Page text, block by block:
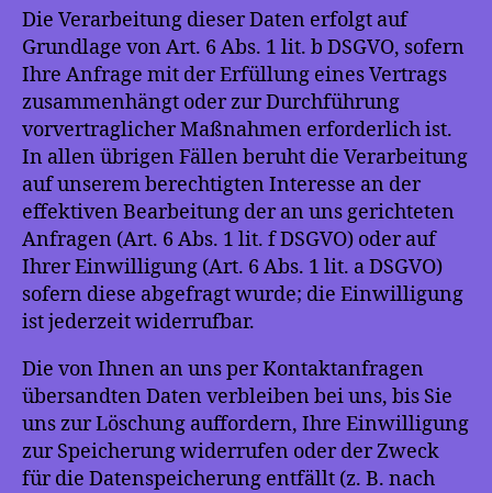
Die Verarbeitung dieser Daten erfolgt auf
Grundlage von Art. 6 Abs. 1 lit. b DSGVO, sofern
Ihre Anfrage mit der Erfüllung eines Vertrags
zusammenhängt oder zur Durchführung
vorvertraglicher Maßnahmen erforderlich ist.
In allen übrigen Fällen beruht die Verarbeitung
auf unserem berechtigten Interesse an der
effektiven Bearbeitung der an uns gerichteten
Anfragen (Art. 6 Abs. 1 lit. f DSGVO) oder auf
Ihrer Einwilligung (Art. 6 Abs. 1 lit. a DSGVO)
sofern diese abgefragt wurde; die Einwilligung
ist jederzeit widerrufbar.
Die von Ihnen an uns per Kontaktanfragen
übersandten Daten verbleiben bei uns, bis Sie
uns zur Löschung auffordern, Ihre Einwilligung
zur Speicherung widerrufen oder der Zweck
für die Datenspeicherung entfällt (z. B. nach